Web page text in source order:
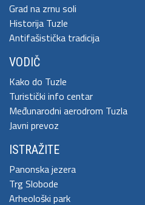
Grad na zrnu soli
Historija Tuzle
Antifašistička tradicija
VODIČ
Kako do Tuzle
Turistički info centar
Međunarodni aerodrom Tuzla
Javni prevoz
ISTRAŽITE
Panonska jezera
Trg Slobode
Arheološki park